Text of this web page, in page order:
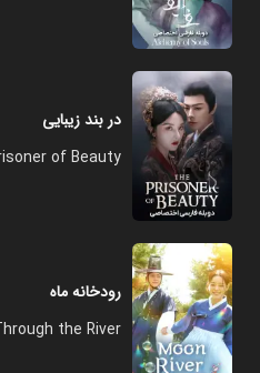
در بند زیبایی
of Beauty
رودخانه ماه
the River